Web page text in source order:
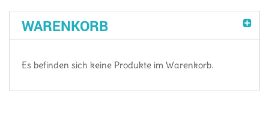
WARENKORB
Es befinden sich keine Produkte im Warenkorb.